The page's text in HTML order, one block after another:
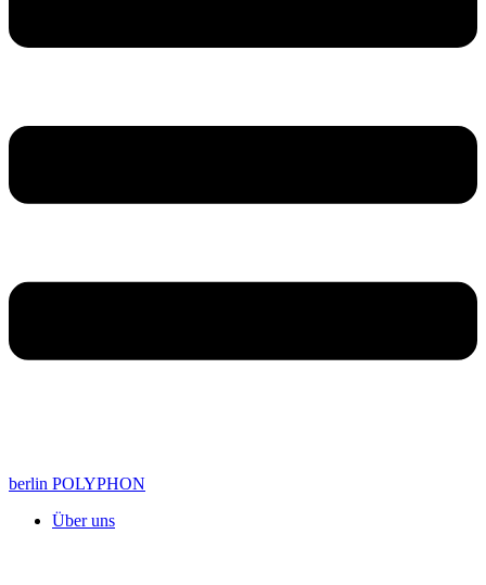
berlin POLYPHON
Über uns